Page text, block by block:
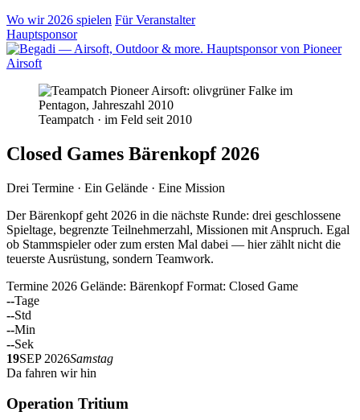
Wo wir 2026 spielen Für Veranstalter
Hauptsponsor
Teampatch · im Feld seit 2010
Closed Games Bärenkopf 2026
Drei Termine · Ein Gelände · Eine Mission
Der Bärenkopf geht 2026 in die nächste Runde: drei geschlossene
Spieltage, begrenzte Teilnehmerzahl, Missionen mit Anspruch. Egal
ob Stammspieler oder zum ersten Mal dabei — hier zählt nicht die
teuerste Ausrüstung, sondern Teamwork.
Termine 2026 Gelände: Bärenkopf Format: Closed Game
--Tage
--Std
--Min
--Sek
19SEP 2026Samstag
Da fahren wir hin
Operation Tritium